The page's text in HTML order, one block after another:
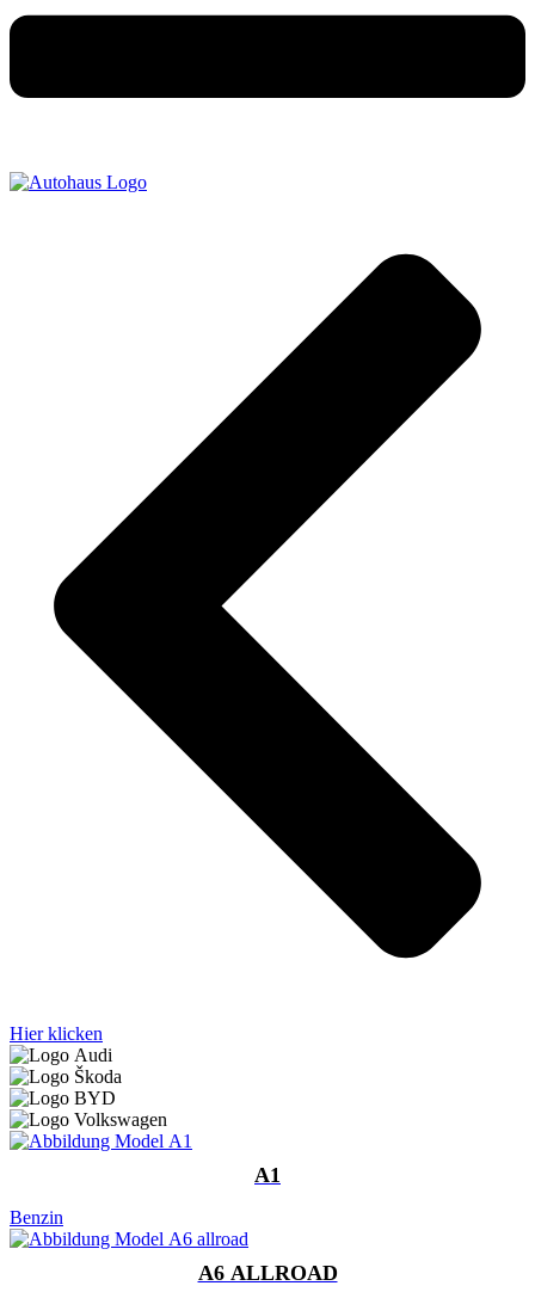
Hier klicken
A1
Benzin
A6 ALLROAD